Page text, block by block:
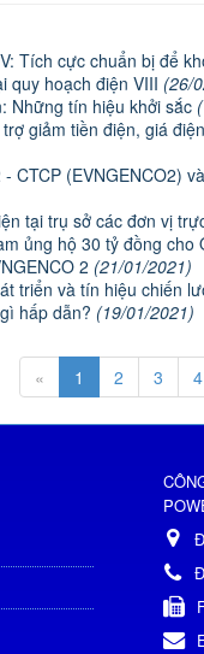
Tích cực chuẩn bị để
quy hoạch điện VIII (26/
Những tín hiệu khởi sắc
giảm tiền điện, giá
CTCP (EVNGENCO2)
tại trụ sở các đơn vị
ủng hộ 30 tỷ đồng
2 (21/01/2021)
triển và tín hiệu chiến
hấp dẫn? (19/01/2021)
« 1 2 3 4